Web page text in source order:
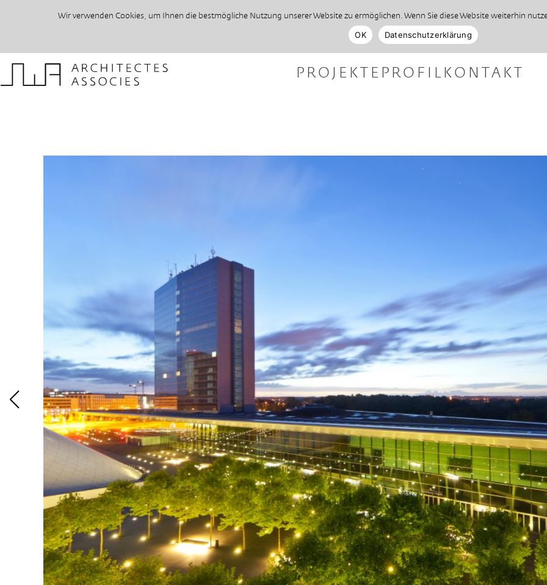
PROJEKTE PROFILKONTAKT
Wir verwenden Cookies, um Ihnen die bestmögliche Nutzung unserer Website zu ermöglichen. Wenn Sie diese Website weiterhin
OK
Datenschutzerklärung